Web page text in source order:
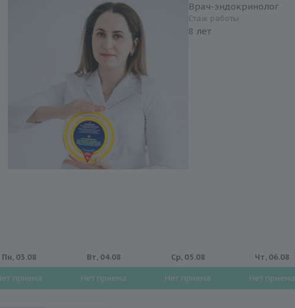
Врач-эндокринолог
Стаж работы
8 лет
Пн, 03.08
приема
Вт, 04.08
Нет приема
Ср, 05.08
Нет приема
Чт, 06.08
Нет приема